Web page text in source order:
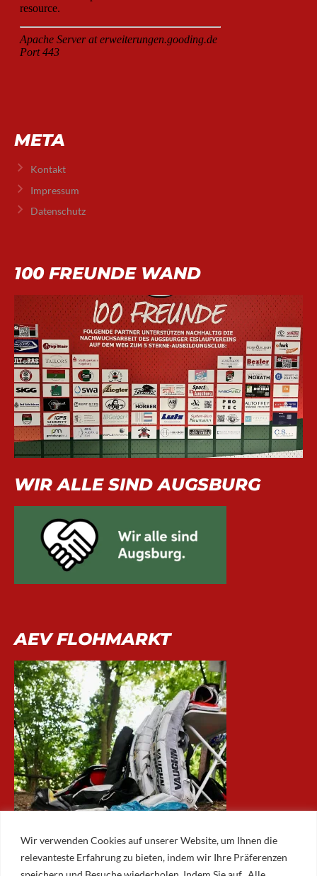
Wir verwenden Cookies auf unserer Website, um Ihnen die
relevanteste Erfahrung zu bieten, indem wir Ihre Präferenzen
META
Kontakt
Impressum
Datenschutz
100 FREUNDE WAND
WIR ALLE SIND AUGSBURG
AEV FLOHMARKT